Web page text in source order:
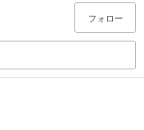
フォロー